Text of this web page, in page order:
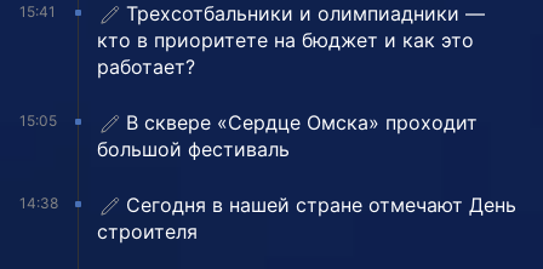
15:41
Трехсотбальники и олимпиадники —
кто в приоритете на бюджет и как это
работает?
15:05
В сквере «Сердце Омска» проходит
большой фестиваль
14:38
Сегодня в нашей стране отмечают День
строителя